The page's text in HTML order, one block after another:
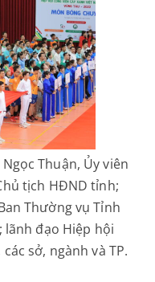
Thuận, Ủy viên
tịch HĐND tỉnh;
Thường vụ Tỉnh
lãnh đạo Hiệp hội
sở, ngành và TP.